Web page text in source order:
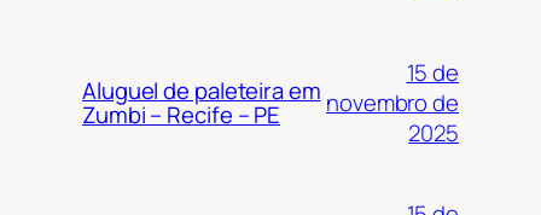
Aluguel de paleteira em
Zumbi – Recife – PE
15 de
novembro de
2025